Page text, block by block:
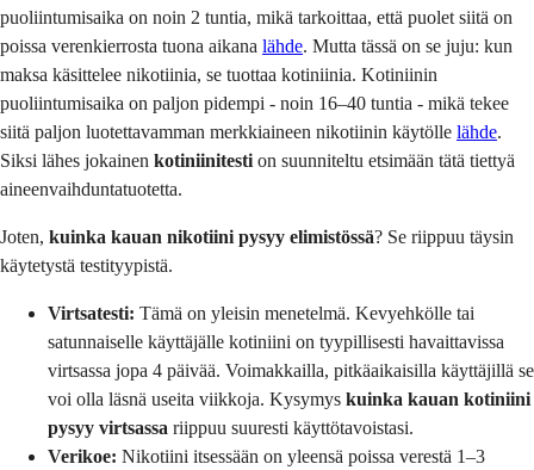
puoliintumisaika on noin 2 tuntia, mikä tarkoittaa, että puolet siitä on
poissa verenkierrosta tuona aikana lähde. Mutta tässä on se juju: kun
maksa käsittelee nikotiinia, se tuottaa kotiniinia. Kotiniinin
puoliintumisaika on paljon pidempi - noin 16–40 tuntia - mikä tekee
siitä paljon luotettavamman merkkiaineen nikotiinin käytölle lähde.
Siksi lähes jokainen kotiniinitesti on suunniteltu etsimään tätä tiettyä
aineenvaihduntatuotetta.
Joten, kuinka kauan nikotiini pysyy elimistössä? Se riippuu täysin
käytetystä testityypistä.
Virtsatesti: Tämä on yleisin menetelmä. Kevyehkölle tai
satunnaiselle käyttäjälle kotiniini on tyypillisesti havaittavissa
virtsassa jopa 4 päivää. Voimakkailla, pitkäaikaisilla käyttäjillä se
voi olla läsnä useita viikkoja. Kysymys kuinka kauan kotiniini
pysyy virtsassa riippuu suuresti käyttötavoistasi.
Verikoe: Nikotiini itsessään on yleensä poissa verestä 1–3